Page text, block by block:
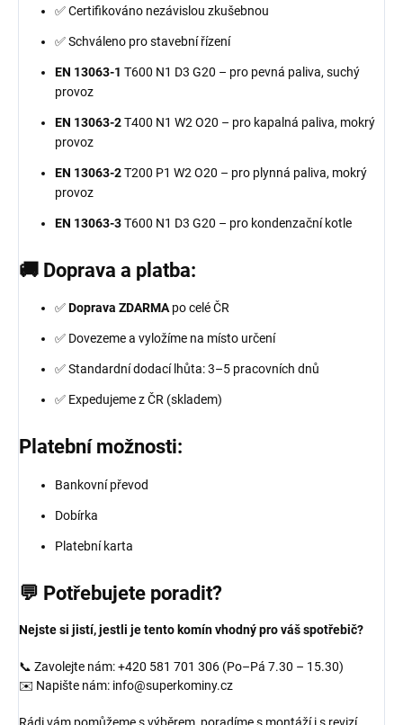
✅ Certifikováno nezávislou zkušebnou
✅ Schváleno pro stavební řízení
EN 13063-1 T600 N1 D3 G20 – pro pevná paliva, suchý
provoz
EN 13063-2T400 N1 W2 O20 – pro kapalná paliva, mokrý
provoz
EN 13063-2T200 P1 W2 O20 – pro plynná paliva, mokrý
provoz
EN 13063-3T600 N1 D3 G20 – pro kondenzační kotle
🚚 Doprava a platba:
✅Doprava ZDARMApo celé ČR
✅ Dovezeme a vyložíme na místo určení
✅ Standardní dodací lhůta: 3–5 pracovních dnů
✅ Expedujeme z ČR (skladem)
Platební možnosti:
Bankovní převod
Dobírka
Platební karta
💬 Potřebujete poradit?
Nejste si jistí, jestli je tento komín vhodný pro váš spotřebič?
📞 Zavolejte nám: +420 581 701 306 (Po–Pá 7.30 – 15.30)
✉️ Napište nám: info@superkominy.cz
Rádi vám pomůžeme s výběrem, poradíme s montáží i s revizí.